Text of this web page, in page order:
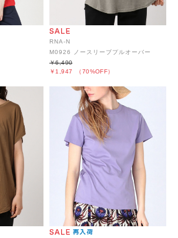
RNA-N
M0926 ノースリーブプルオーバー
￥1,947 （70%OFF）
￥6,490